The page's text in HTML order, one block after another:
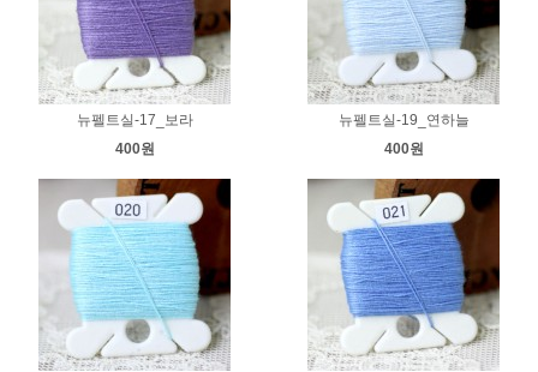
뉴펠트실-17_보라
400원
뉴펠트실-19_연하늘
400원